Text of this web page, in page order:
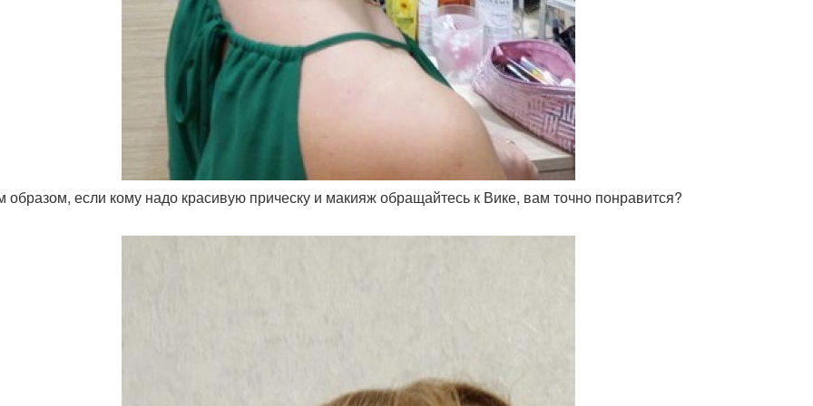
образом, если кому надо красивую прическу и макияж обращайтесь к Вике, вам точно понравится?